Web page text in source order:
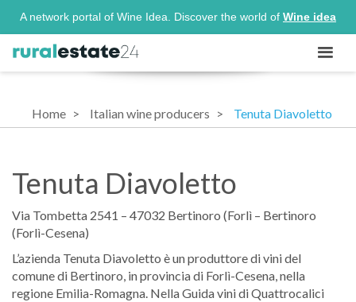
A network portal of Wine Idea. Discover the world of Wine idea
Home Italian wine producers Tenuta Diavoletto
Tenuta Diavoletto
Via Tombetta 2541 – 47032 Bertinoro (Forlì – Bertinoro
(Forlì-Cesena)
L’azienda Tenuta Diavoletto è un produttore di vini del
comune di Bertinoro, in provincia di Forlì-Cesena, nella
regione Emilia-Romagna. Nella Guida vini di Quattrocalici